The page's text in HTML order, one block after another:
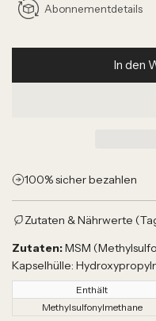
Abonnementdetails
In den
100% sicher bezahlen
Zutaten & Nährwerte
Zutaten:MSM
Kapselhülle:
Enthält
Methylsulfonylmethane